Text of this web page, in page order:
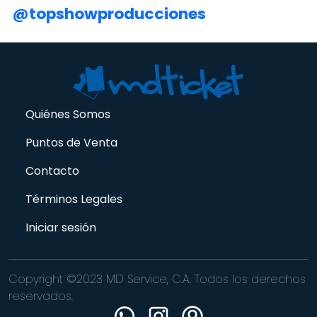
@topshowproducciones
Quiénes Somos
Puntos de Venta
Contacto
Términos Legales
Iniciar sesión
Copyright ©2023 MD Service, C.A. Todos los derechos
reservados.